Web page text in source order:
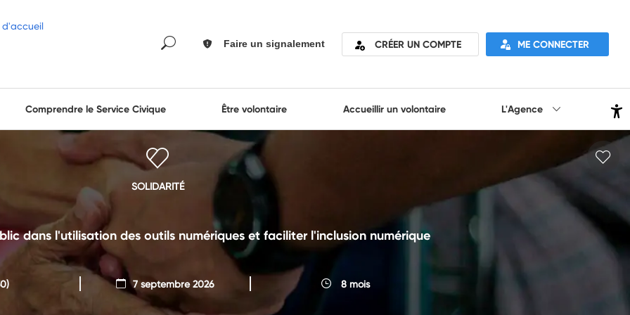
Faire un signalement CRÉER UN COMPTE ME CONNECTER
Comprendre le Service Civique Être volontaire Accueillir un volontaire L'Agence
SOLIDARITÉ
dans l'utilisation des outils numériques et faciliter l'inclusion numérique
7 septembre 2026 8 mois